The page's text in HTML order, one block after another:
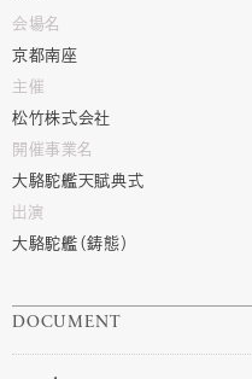
会場名
京都南座
主催
松竹株式会社
開催事業名
大駱駝艦天賦典式
出演
大駱駝艦（鋳態）
DOCUMENT